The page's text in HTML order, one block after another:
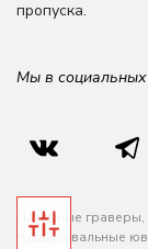
пропуска.
Мы в социальных
Лазерные
гравировальные